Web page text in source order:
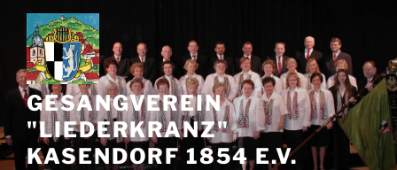
Zum
Inhalt
springen
GESANGVEREIN
"LIEDERKRANZ"
KASENDORF 1854 E.V.